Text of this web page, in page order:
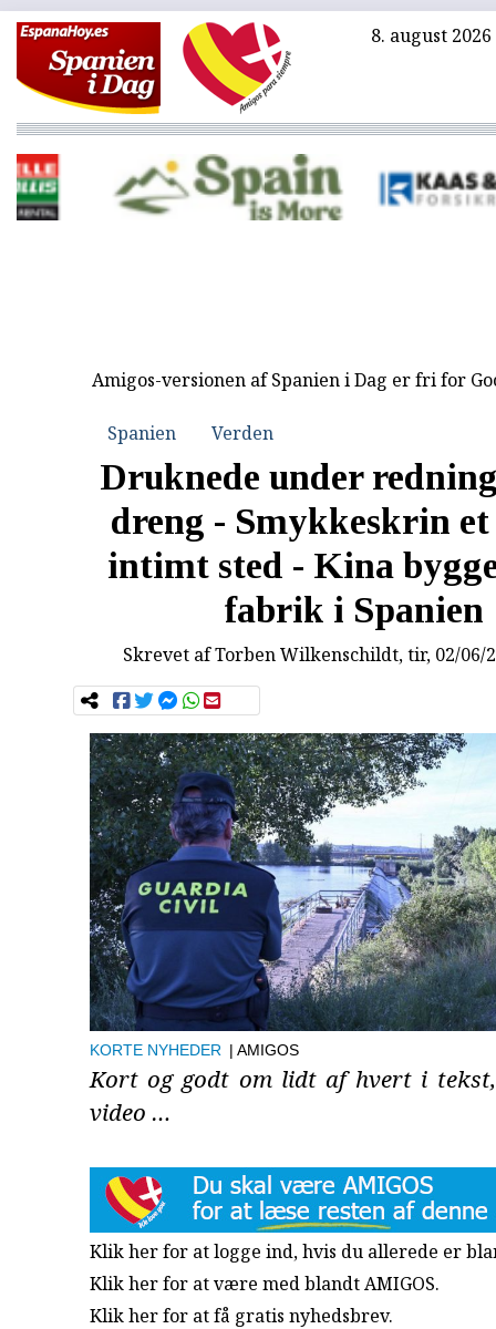
8. august 2026
Amigos-versionen af Spanien i Dag er fri for
Spanien Verden
Druknede under
dreng - Smykkeskrin et
intimt sted - Kina
fabrik i Spanien
Skrevet afTorben Wilkenschildt, tir, 02/06/
KORTE NYHEDER | AMIGOS
Kort og godt om lidt af hvert i
video …
Klik her for at logge ind, hvis du allerede er
Klik her for at være med blandt AMIGOS.
Klik her for at få gratis nyhedsbrev.